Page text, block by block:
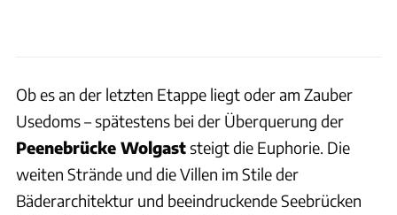
Ob es an der letzten Etappe liegt oder am Zauber
Usedoms – spätestens bei der Überquerung der
Peenebrücke Wolgaststeigt die Euphorie. Die
weiten Strände und die Villen im Stile der
Bäderarchitektur und beeindruckende Seebrücken